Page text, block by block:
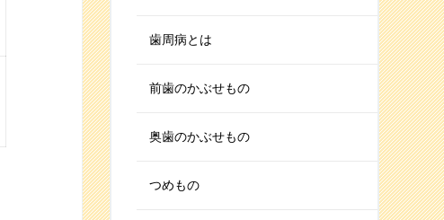
歯周病とは
前歯のかぶせもの
奥歯のかぶせもの
つめもの